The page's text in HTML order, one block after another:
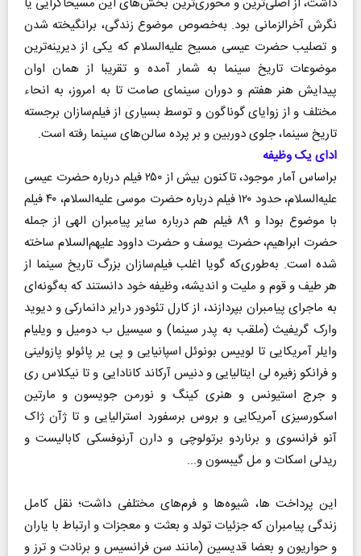
نگرش آخرالزمانی بود. به‌خصوص موضوع زندگی، برانگیخته شدن
و تصلیب حضرت عیسی مسیح علیه‌السلام که یکی از دیرینه‌ترین
موضوعات تاریخ سینما به شمار آمده و تقریبا از همان اوان
پیدایش هنر هفتم و دوران سینمای صامت تا به امروز، به انحاء
مختلف و از زوایای گوناگون و توسط بسیاری از فیلم‌سازان برجسته
تاریخ سینما، جلوی دوربین و بر پرده سالن‌های سینما رفته است.
ادای یک وظیفه
براساس آمار موجود، تاکنون بیش از ۲۵۰ فیلم درباره حضرت عیسی
علیه‌السلام، حدود ۱۲۰ فیلم درباره حضرت موسی علیه‌السلام، ۴۰ فیلم
با موضوع بودا و ۸۹ فیلم هم درباره سایر پیامبران الهی از جمله
حضرت ابراهیم، حضرت یوسف و حضرت داوود علیهم‌السلام ساخته
شده است. به‌طوری‌که گویا اغلب فیلم‌سازان بزرگ تاریخ سینما از
هر طیف و قوم و ملیت و اندیشه، وظیفه خود دانستند که به‌گونه‌ای
به ماجرای پیامبران بپردازند، از کارل تئودور درایر دانمارکی و دیوید
وارک گریفیث (ملقب به پدر سینما) و سیسیل ب دومیل و ویلیام
وایلر آمریکایی تا لوییس بونوئل اسپانیایی و پی یر پائولو پازولینی
و فرانکو زفیره لی ایتالیایی و دنیس آرکاند کانادایی و تا نیکلاس ری
و جرج استیونس و هنری کینگ و نورمن جویسون و مارتین
اسکورسیزی آمریکایی و بروس برسفورد استرالیایی و تا ژآن ژاک
آنو فرانسوی و برناردو برتولوچی و دارن آرنوفسکی کابالیست و
ریدلی اسکات و مل گیبسون و...
این پرداخت ها، شیوه‌ها و فرم‌های مختلفی داشت؛ نقل کامل
زندگی پیامبران که جزئیات تولد و بعثت و معجزات و ارتباط با یاران
و حواریون و بعضا قدیسین (مانند سن فرانسیس و برنادت و ترز و